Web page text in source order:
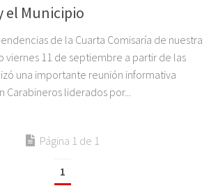
el Municipio
de la Cuarta Comisaría de nuestra
viernes 11 de septiembre a partir de las
una importante reunión informativa
liderados por...
Página 1 de 1
1